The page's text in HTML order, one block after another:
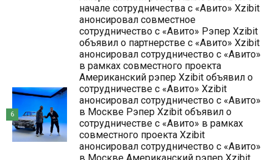
начале сотрудничества с «Авито» Xzibit
анонсировал совместное
сотрудничество с «Авито» Рэпер Xzibit
объявил о партнерстве с «Авито» Xzibit
анонсировал сотрудничество с «Авито»
в рамках совместного проекта
Американский рэпер Xzibit объявил о
сотрудничестве с «Авито» Xzibit
анонсировал сотрудничество с «Авито»
в Москве Рэпер Xzibit объявил о
сотрудничестве с «Авито» в рамках
совместного проекта Xzibit
анонсировал сотрудничество с «Авито»
6